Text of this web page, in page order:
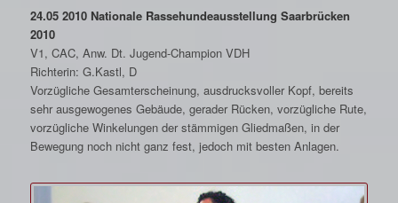
24.05 2010 Nationale Rassehundeausstellung Saarbrücken
2010
V1, CAC, Anw. Dt. Jugend-Champion VDH
Richterin: G.Kastl, D
Vorzügliche Gesamterscheinung, ausdrucksvoller Kopf, bereits
sehr ausgewogenes Gebäude, gerader Rücken, vorzügliche Rute,
vorzügliche Winkelungen der stämmigen Gliedmaßen, in der
Bewegung noch nicht ganz fest, jedoch mit besten Anlagen.